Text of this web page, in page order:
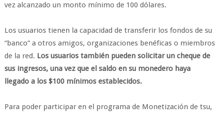
vez alcanzado un monto mínimo de 100 dólares.
Los usuarios tienen la capacidad de transferir los fondos de su
“banco” a otros amigos, organizaciones benéficas o miembros
de la red. Los usuarios también pueden solicitar un cheque de
sus ingresos, una vez que el saldo en su monedero haya
llegado a los $100 mínimos establecidos.
Para poder participar en el programa de Monetización de tsu,